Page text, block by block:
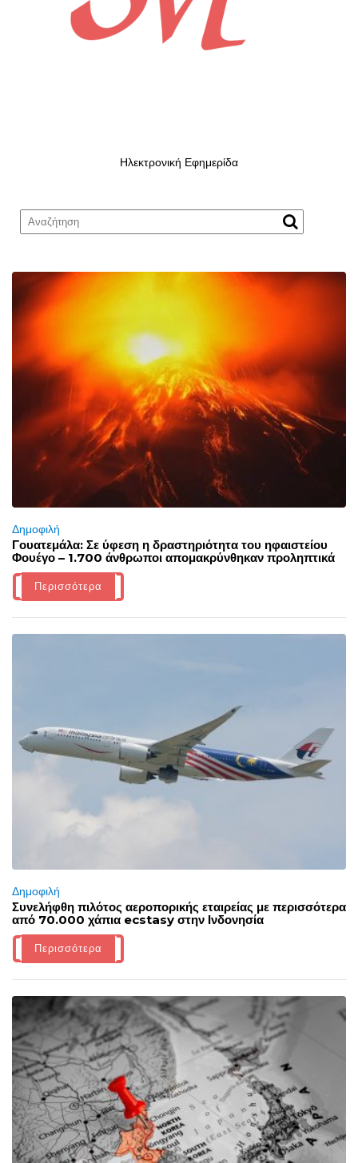
Ηλεκτρονική Εφημερίδα
Δημοφιλή
Γουατεμάλα: Σε ύφεση η δραστηριότητα του ηφαιστείου
Φουέγο – 1.700 άνθρωποι απομακρύνθηκαν προληπτικά
Περισσότερα
Δημοφιλή
Συνελήφθη πιλότος αεροπορικής εταιρείας με περισσότερα
από 70.000 χάπια ecstasy στην Ινδονησία
Περισσότερα